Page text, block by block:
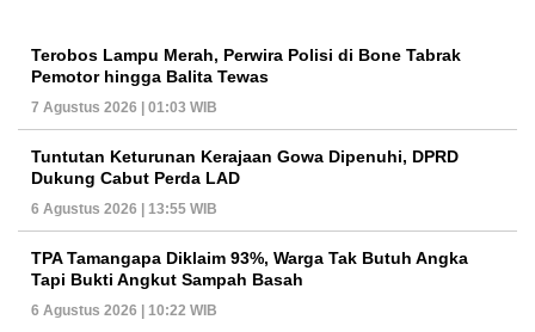
Terobos Lampu Merah, Perwira Polisi di Bone Tabrak
Pemotor hingga Balita Tewas
7 Agustus 2026 | 01:03 WIB
Tuntutan Keturunan Kerajaan Gowa Dipenuhi, DPRD
Dukung Cabut Perda LAD
6 Agustus 2026 | 13:55 WIB
TPA Tamangapa Diklaim 93%, Warga Tak Butuh Angka
Tapi Bukti Angkut Sampah Basah
6 Agustus 2026 | 10:22 WIB